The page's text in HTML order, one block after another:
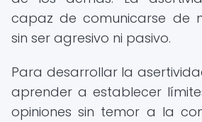
capaz de comunicarse de
sin ser agresivo ni pasivo.
Para desarrollar la
aprender a establecer
opiniones sin temor a la